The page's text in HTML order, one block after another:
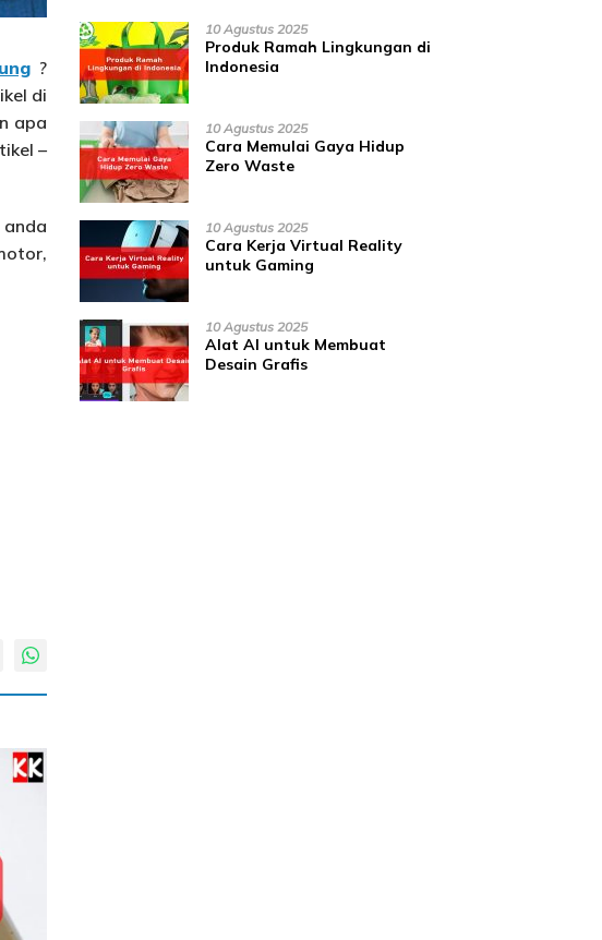
?
di
apa
–
10 Agustus 2025
Produk Ramah Lingkungan di
Indonesia
10 Agustus 2025
Cara Memulai Gaya Hidup
Zero Waste
10 Agustus 2025
Cara Kerja Virtual Reality
untuk Gaming
10 Agustus 2025
Alat AI untuk Membuat
Desain Grafis